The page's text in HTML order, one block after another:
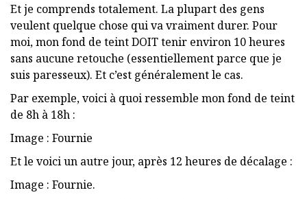
Et je comprends totalement. La plupart des gens
veulent quelque chose qui va vraiment durer. Pour
moi, mon fond de teint DOIT tenir environ 10 heures
sans aucune retouche (essentiellement parce que je
suis paresseux). Et c’est généralement le cas.
Par exemple, voici à quoi ressemble mon fond de teint
de 8h à 18h :
Image : Fournie
Et le voici un autre jour, après 12 heures de décalage :
Image : Fournie.